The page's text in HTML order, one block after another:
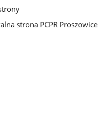
strona PCPR Proszowice